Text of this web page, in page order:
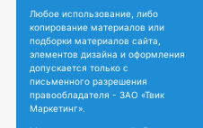
Любое использование, либо
копирование материалов или
подборки материалов сайта,
элементов дизайна и оформления
допускается только с
письменного разрешения
правообладателя - ЗАО «Твик
Маркетинг».